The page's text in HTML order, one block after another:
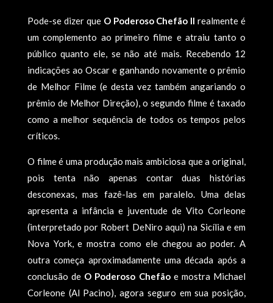
Pode-se dizer que O Poderoso Chefão II realmente é
um complemento ao primeiro filme e atraiu tanto o
público quanto ele, se não até mais. Recebendo 12
indicações ao Oscar e ganhando novamente o prêmio
de Melhor Filme (e desta vez também angariando o
prêmio de Melhor Direção), o segundo filme é taxado
como a melhor sequência de todos os tempos pelos
críticos.
O filme é uma produção mais ambiciosa que a original,
pois tenta não apenas contar duas histórias
desconexas, mas fazê-las em paralelo. Uma delas
apresenta a infância e juventude de Vito Corleone
(interpretado por Robert DeNiro aqui) na Sicília e em
Nova York, e mostra como ele chegou ao poder. A
outra começa aproximadamente uma década após a
conclusão de O Poderoso Chefãoe mostra Michael
Corleone (Al Pacino), agora seguro em sua posição,